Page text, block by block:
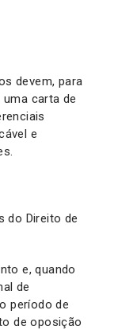
devem, para
carta de
e
do Direito de
e, quando
de
período de
de oposição